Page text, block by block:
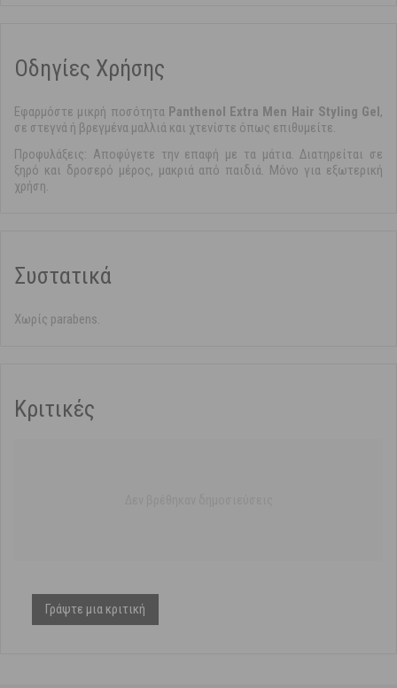
Οδηγίες Χρήσης
Εφαρμόστε μικρή ποσότητα Panthenol Extra Μen Hair Styling Gel,
σε στεγνά ή βρεγμένα μαλλιά και χτενίστε όπως επιθυμείτε.
Προφυλάξεις: Αποφύγετε την επαφή με τα μάτια. Διατηρείται σε
ξηρό και δροσερό μέρος, μακριά από παιδιά. Μόνο για εξωτερική
χρήση.
Συστατικά
Χωρίς parabens.
Κριτικές
Γράψτε μια κριτική